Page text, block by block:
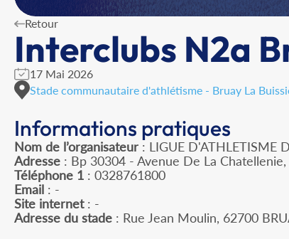
Retour
Interclubs N2a
17 Mai 2026
Stade communautaire d'athlétisme - Bruay La
Informations pratiques
Nom de l’organisateur : LIGUE D'ATHLETISME
Adresse : Bp 30304 - Avenue De La
Téléphone 1 : 0328761800
Email : -
Site internet: -
Adresse du stade : Rue Jean Moulin, 62700